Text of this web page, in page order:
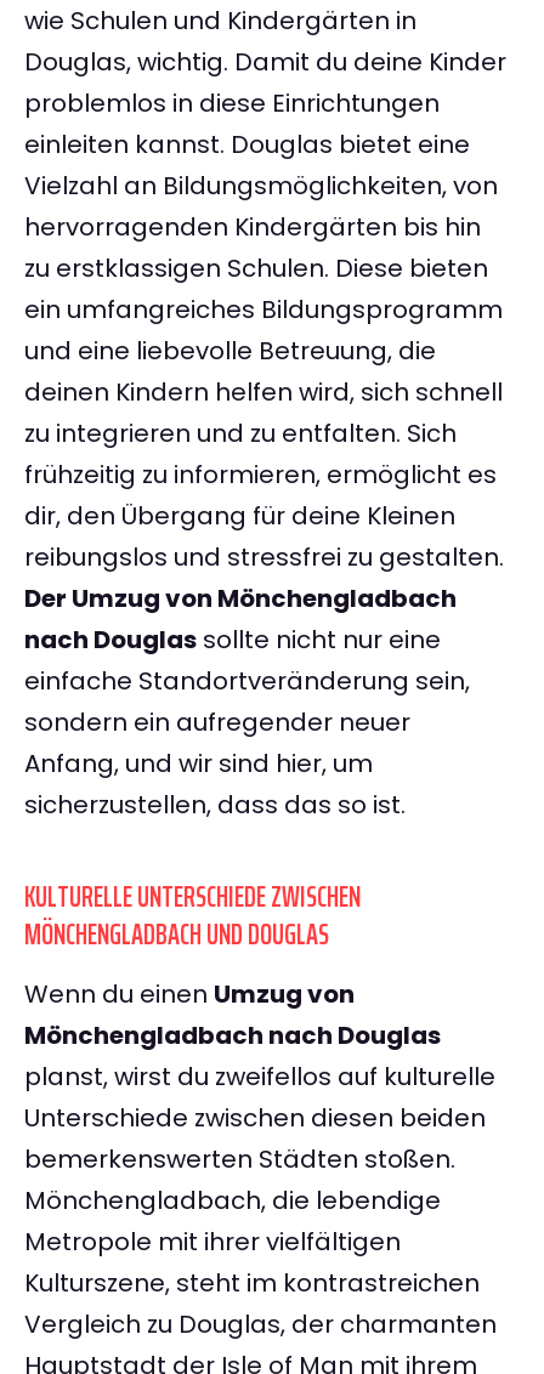
wie Schulen und Kindergärten in
Douglas, wichtig. Damit du deine Kinder
problemlos in diese Einrichtungen
einleiten kannst. Douglas bietet eine
Vielzahl an Bildungsmöglichkeiten, von
hervorragenden Kindergärten bis hin
zu erstklassigen Schulen. Diese bieten
ein umfangreiches Bildungsprogramm
und eine liebevolle Betreuung, die
deinen Kindern helfen wird, sich schnell
zu integrieren und zu entfalten. Sich
frühzeitig zu informieren, ermöglicht es
dir, den Übergang für deine Kleinen
reibungslos und stressfrei zu gestalten.
Der Umzug von Mönchengladbach
nach Douglas sollte nicht nur eine
einfache Standortveränderung sein,
sondern ein aufregender neuer
Anfang, und wir sind hier, um
sicherzustellen, dass das so ist.
KULTURELLE UNTERSCHIEDE ZWISCHEN
MÖNCHENGLADBACH UND DOUGLAS
Wenn du einen Umzug von
Mönchengladbach nach Douglas
planst, wirst du zweifellos auf kulturelle
Unterschiede zwischen diesen beiden
bemerkenswerten Städten stoßen.
Mönchengladbach, die lebendige
Metropole mit ihrer vielfältigen
Kulturszene, steht im kontrastreichen
Vergleich zu Douglas, der charmanten
Hauptstadt der Isle of Man mit ihrem